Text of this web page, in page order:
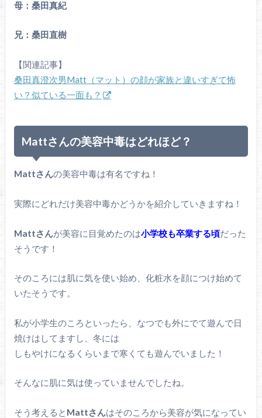
母：桑田真紀
兄：桑田直樹
【関連記事】
桑田真澄次男Matt（マット）の顔が家族と違いすぎて怖
い？似ている一面も？
Mattさんの美容中毒はどれほど？
Mattさんの美容中毒は有名ですね！
実際にどれだけ美容中毒かどうかを紹介していきますね！
Mattさんが美容に目覚めたのは小学校も卒業する頃だった
そうです！
そのころには肌に気を使い始め、化粧水を顔につけ始めて
いたそうです。
私が小学生のころといったら、なつでも外にでて遊んで日
焼けはしてますし、冬には
しもやけになるくらいまで寒くても遊んでいました！
そんなに肌に気は使っていませんでしたね。
そう考えると Mattさんはそのころから美容が気になってい